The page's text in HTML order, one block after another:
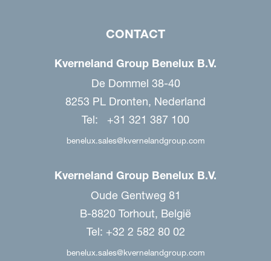
CONTACT
Kverneland Group Benelux B.V.
De Dommel 38-40
8253 PL Dronten, Nederland
Tel: +31 321 387 100
benelux.sales@kvernelandgroup.com
Kverneland Group Benelux B.V.
Oude Gentweg 81
B-8820 Torhout, België
Tel: +32 2 582 80 02
benelux.sales@kvernelandgroup.com